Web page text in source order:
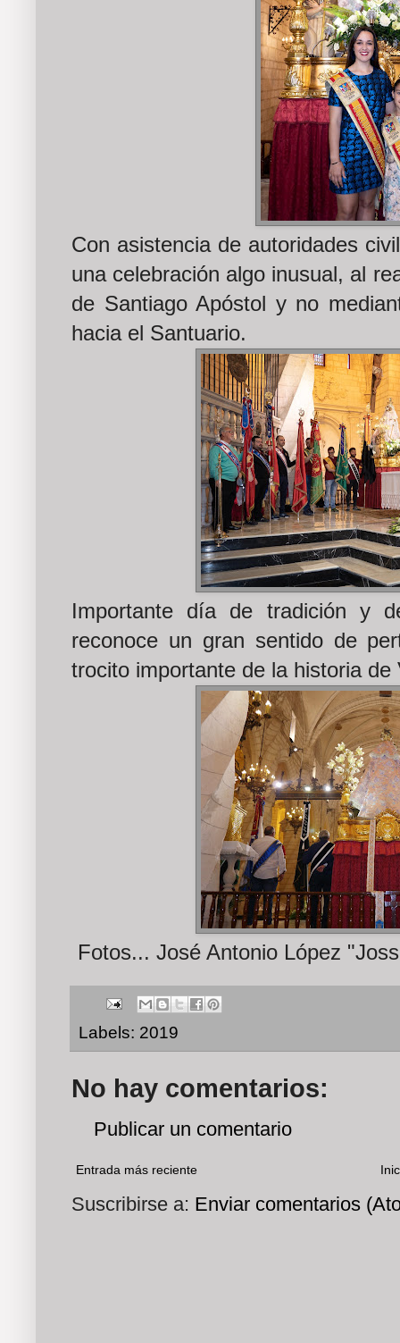
Con asistencia de autoridades
una celebración algo inusual, al
de Santiago Apóstol y no
hacia el Santuario.
Importante día de tradición y
reconoce un gran sentido de
trocito importante de la historia de
Fotos... José Antonio López
Labels: 2019
No hay comentarios:
Publicar un comentario
Entrada más reciente
Suscribirse a: Enviar comentarios